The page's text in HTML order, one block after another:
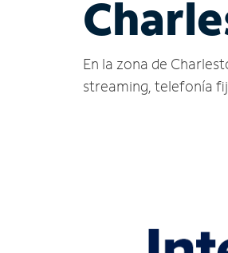
En la zona de
streaming, telefonía